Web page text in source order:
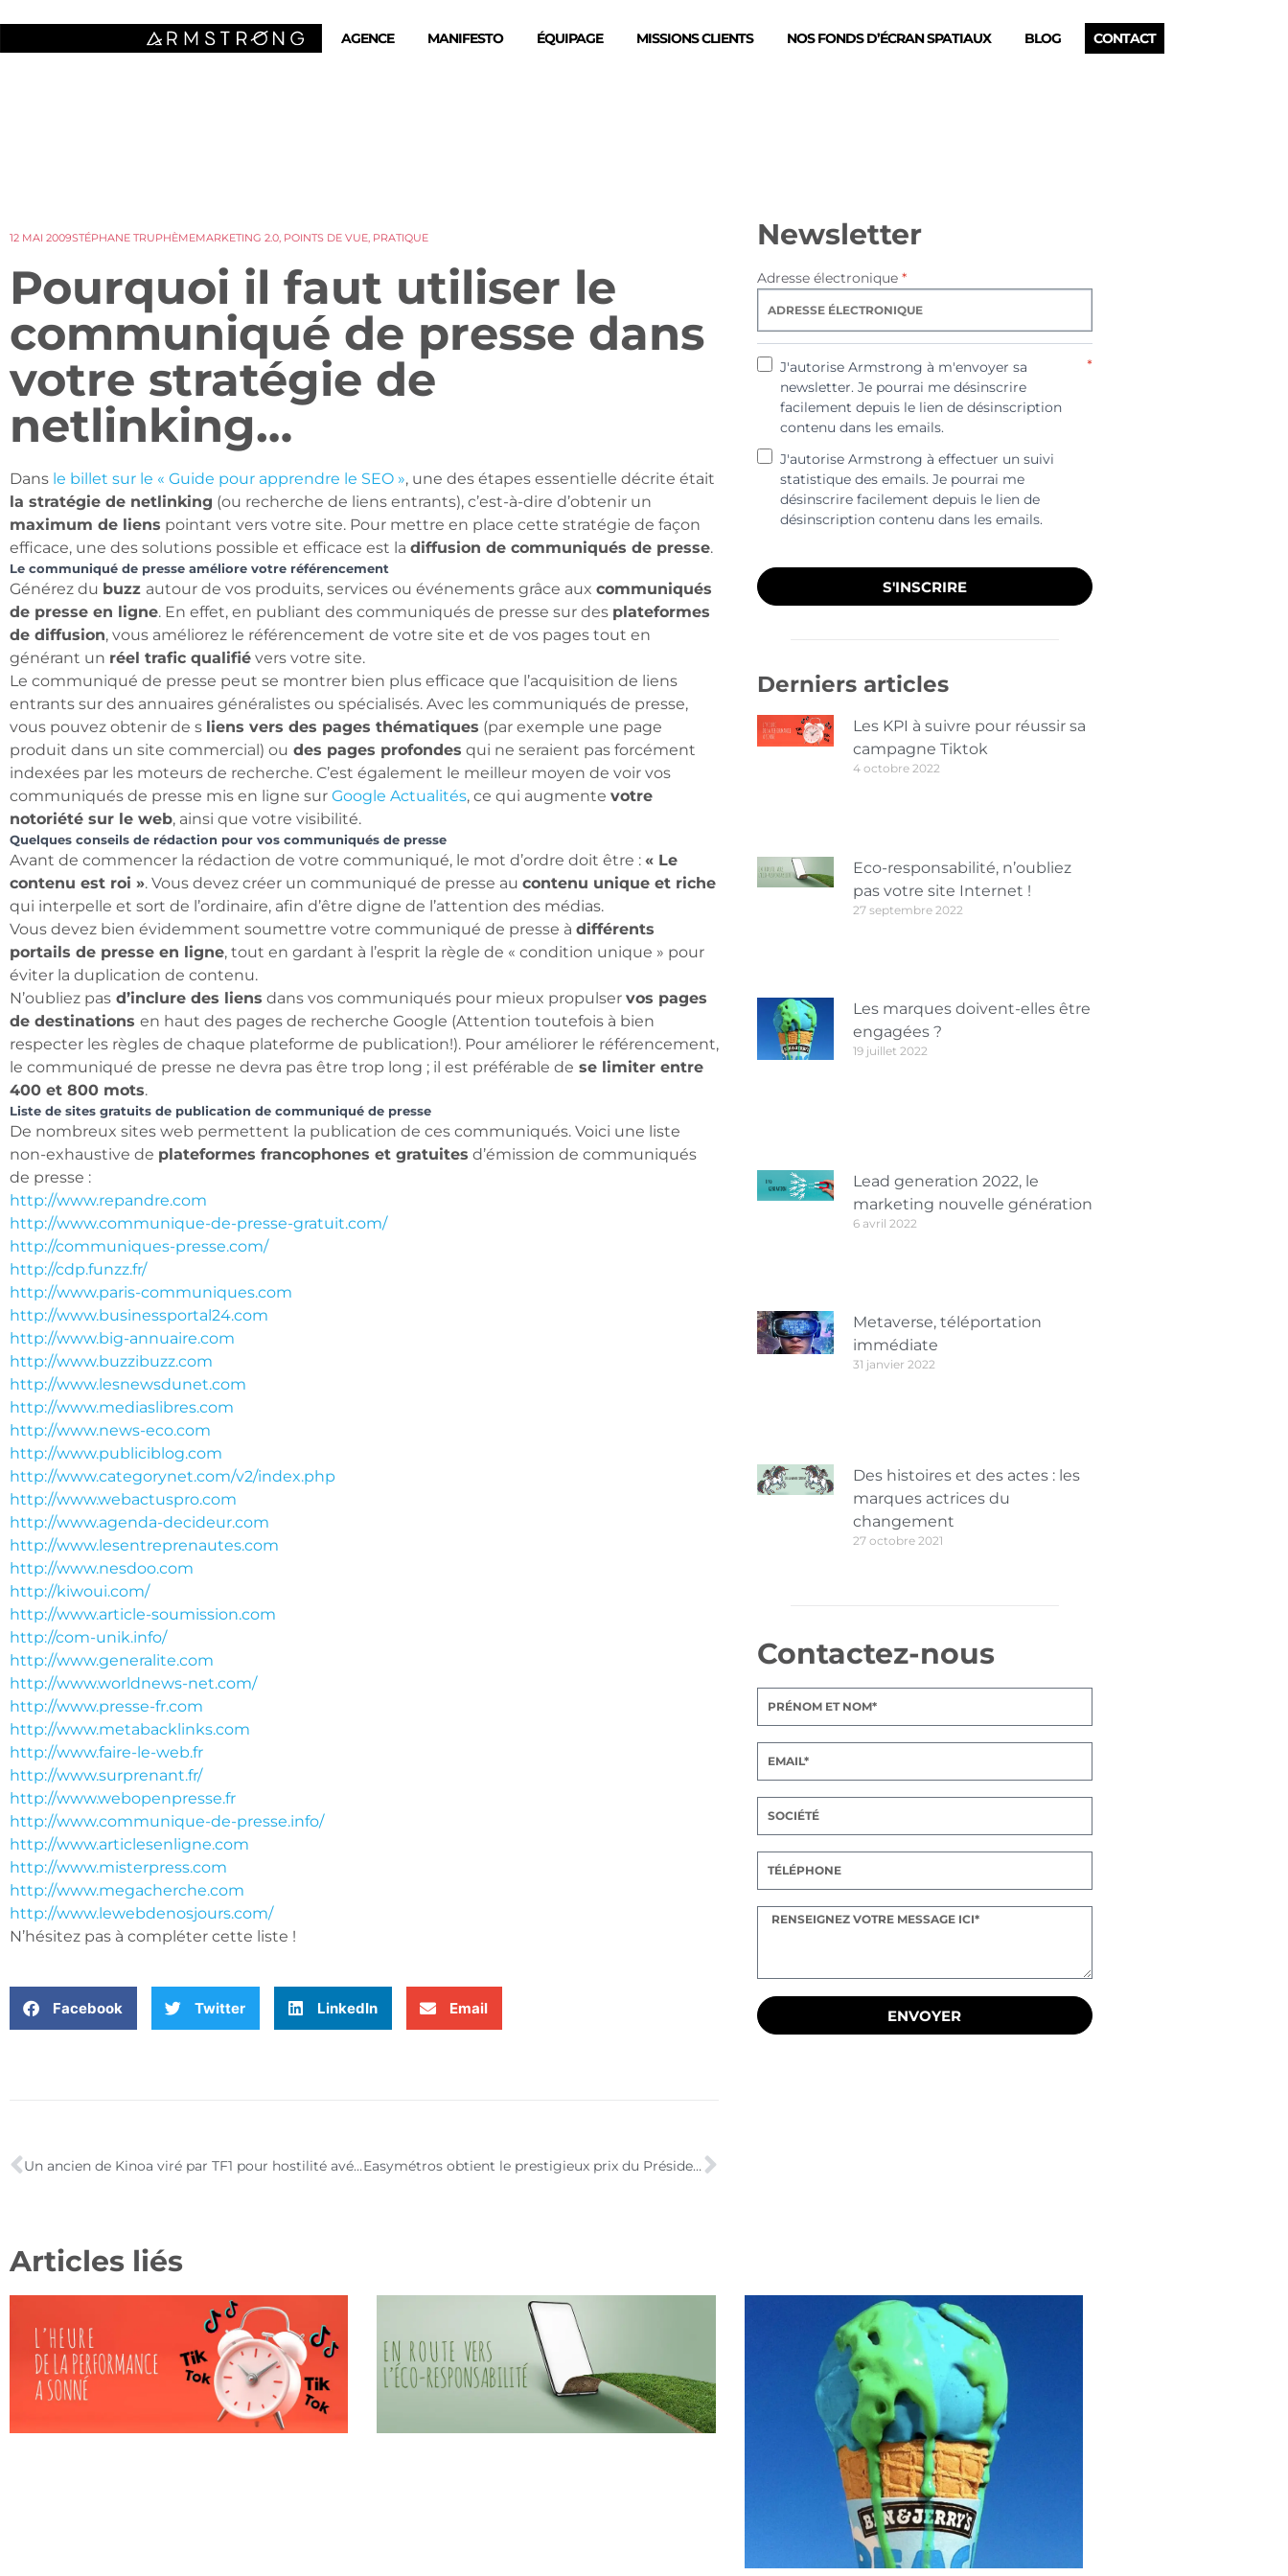
AGENCE MANIFESTO ÉQUIPAGE MISSIONS CLIENTS NOS FONDS D’ÉCRAN SPATIAUX BLOG CONTACT
12 MAI 2009STÉPHANE TRUPHÈMEMARKETING 2.0, POINTS DE VUE, PRATIQUE
Pourquoi il faut utiliser le
communiqué de presse dans
votre stratégie de
netlinking…
Dans le billet sur le « Guide pour apprendre le SEO », une des étapes essentielle décrite était
la stratégie de netlinking (ou recherche de liens entrants), c’est-à-dire d’obtenir un
maximum de liens pointant vers votre site. Pour mettre en place cette stratégie de façon
efficace, une des solutions possible et efficace est la diffusion de communiqués de presse.
Le communiqué de presse améliore votre référencement
Générez du buzz autour de vos produits, services ou événements grâce aux communiqués
de presse en ligne. En effet, en publiant des communiqués de presse sur des plateformes
de diffusion, vous améliorez le référencement de votre site et de vos pages tout en
générant un réel trafic qualifié vers votre site.
Le communiqué de presse peut se montrer bien plus efficace que l’acquisition de liens
entrants sur des annuaires généralistes ou spécialisés. Avec les communiqués de presse,
vous pouvez obtenir de s liens vers des pages thématiques (par exemple une page
produit dans un site commercial) ou des pages profondes qui ne seraient pas forcément
indexées par les moteurs de recherche. C’est également le meilleur moyen de voir vos
communiqués de presse mis en ligne sur Google Actualités, ce qui augmente votre
notoriété sur le web, ainsi que votre visibilité.
Quelques conseils de rédaction pour vos communiqués de presse
Avant de commencer la rédaction de votre communiqué, le mot d’ordre doit être : « Le
contenu est roi ». Vous devez créer un communiqué de presse au contenu unique et riche
qui interpelle et sort de l’ordinaire, afin d’être digne de l’attention des médias.
Vous devez bien évidemment soumettre votre communiqué de presse à différents
portails de presse en ligne, tout en gardant à l’esprit la règle de « condition unique » pour
éviter la duplication de contenu.
N’oubliez pas d’inclure des liens dans vos communiqués pour mieux propulser vos pages
de destinations en haut des pages de recherche Google (Attention toutefois à bien
respecter les règles de chaque plateforme de publication!). Pour améliorer le référencement,
le communiqué de presse ne devra pas être trop long ; il est préférable de se limiter entre
400 et 800 mots.
Liste de sites gratuits de publication de communiqué de presse
De nombreux sites web permettent la publication de ces communiqués. Voici une liste
non-exhaustive de plateformes francophones et gratuites d’émission de communiqués
de presse :
http://www.repandre.com
http://www.communique-de-presse-gratuit.com/
http://communiques-presse.com/
http://cdp.funzz.fr/
http://www.paris-communiques.com
http://www.businessportal24.com
http://www.big-annuaire.com
http://www.buzzibuzz.com
http://www.lesnewsdunet.com
http://www.mediaslibres.com
http://www.news-eco.com
http://www.publiciblog.com
http://www.categorynet.com/v2/index.php
http://www.webactuspro.com
http://www.agenda-decideur.com
http://www.lesentreprenautes.com
http://www.nesdoo.com
http://kiwoui.com/
http://www.article-soumission.com
http://com-unik.info/
http://www.generalite.com
http://www.worldnews-net.com/
http://www.presse-fr.com
http://www.metabacklinks.com
http://www.faire-le-web.fr
http://www.surprenant.fr/
http://www.webopenpresse.fr
http://www.communique-de-presse.info/
http://www.articlesenligne.com
http://www.misterpress.com
http://www.megacherche.com
http://www.lewebdenosjours.com/
N’hésitez pas à compléter cette liste !
Facebook Twitter LinkedIn Email
Un ancien de Kinoa viré par TF1 pour hostilité avérée à la loi Hadopi Easymétros obtient le prestigieux prix du Président de la République (concours Lépine)
Newsletter
Adresse électronique *
J'autorise Armstrong à m'envoyer sa
newsletter. Je pourrai me désinscrire
facilement depuis le lien de désinscription
contenu dans les emails.
*
J'autorise Armstrong à effectuer un suivi
statistique des emails. Je pourrai me
désinscrire facilement depuis le lien de
désinscription contenu dans les emails.
S'INSCRIRE
Derniers articles
Les KPI à suivre pour réussir sa
campagne Tiktok
4 octobre 2022
Eco-responsabilité, n’oubliez
pas votre site Internet !
27 septembre 2022
Les marques doivent-elles être
engagées ?
19 juillet 2022
Lead generation 2022, le
marketing nouvelle génération
6 avril 2022
Metaverse, téléportation
immédiate
31 janvier 2022
Des histoires et des actes : les
marques actrices du
changement
27 octobre 2021
Contactez-nous
ENVOYER
Articles liés